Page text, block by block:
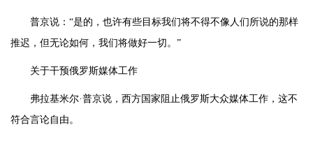
普京说：“是的，也许有些目标我们将不得不像人们所说的那样
推迟，但无论如何，我们将做好一切。”
关于干预俄罗斯媒体工作
弗拉基米尔·普京说，西方国家阻止俄罗斯大众媒体工作，这不
符合言论自由。